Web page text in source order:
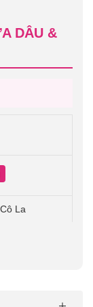
DÂU &
La
để sát